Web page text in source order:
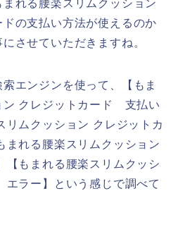
れる腰楽スリムクッション
の支払い方法が使えるのか
させていただきますね。
エンジンを使って、【もま
ン クレジットカード 支払い
リムクッション クレジットカ
れる腰楽スリムクッション
【もまれる腰楽スリムクッシ
ラー】という感じで調べて